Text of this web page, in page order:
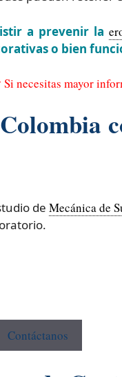
a prevenir la
o bien
necesitas mayor
de Mecánica de
Contáctanos